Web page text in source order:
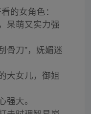
的女角色：
呆萌又实力强
骨刀”，妩媚迷
大女儿，御姐
大。